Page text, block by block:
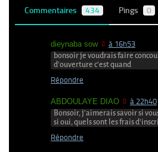
Commentaires 434 Pings 0
dieynaba sow à 16h53
bonsoir je voudrais faire
d’ouverture c’est quand
Répondre
ABDOULAYE DIAO à 22h40
Bonsoir, j’aimerais savoir si
si oui, quels sont les frais
Répondre